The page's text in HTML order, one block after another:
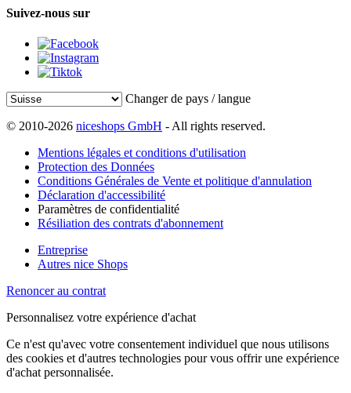
Suivez-nous sur
Changer de pays / langue
© 2010-2026 niceshops GmbH - All rights reserved.
Mentions légales et conditions d'utilisation
Protection des Données
Conditions Générales de Vente et politique d'annulation
Déclaration d'accessibilité
Paramètres de confidentialité
Résiliation des contrats d'abonnement
Entreprise
Autres nice Shops
Renoncer au contrat
Personnalisez votre expérience d'achat
Ce n'est qu'avec votre consentement individuel que nous utilisons
des cookies et d'autres technologies pour vous offrir une expérience
d'achat personnalisée.